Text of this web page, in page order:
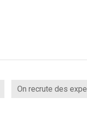
On recrute des